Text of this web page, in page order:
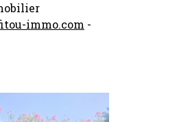
immo.com -